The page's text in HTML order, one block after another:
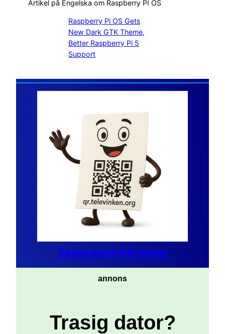
Artikel på Engelska om Raspberry PI OS
Raspberry Pi OS Gets
New Dark GTK Theme,
Better Raspberry Pi 5
Support
Skapa egna QR-koder
annons
Trasig dator?